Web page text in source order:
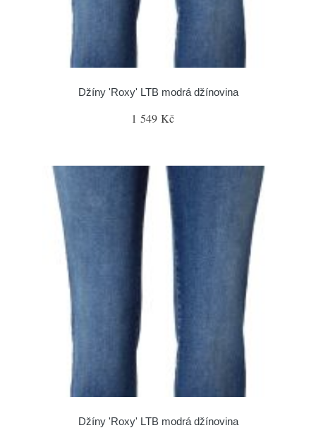
Džíny 'Roxy' LTB modrá džínovina
1 549 Kč
Džíny 'Roxy' LTB modrá džínovina